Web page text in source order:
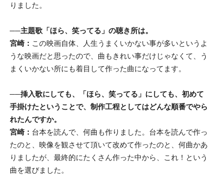
りました。
──主題歌「ほら、笑ってる」の聴き所は。
宮崎： この映画自体、人生うまくいかない事が多いというよ
うな映画だと思ったので、曲もきれい事だけじゃなくて、う
まくいかない所にも着目して作った曲になってます。
──挿入歌にしても、「ほら、笑ってる」にしても、初めて
手掛けたということで、制作工程としてはどんな順番でやら
れたんですか。
宮崎： 台本を読んで、何曲も作りました。台本を読んで作っ
たのと、映像を観させて頂いて改めて作ったのと、何曲かあ
りましたが、最終的にたくさん作った中から、これ！という
曲を選びました。